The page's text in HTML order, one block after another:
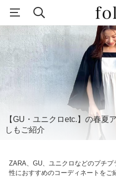
【GU・ユニクロetc.】の春夏
しもご紹介
ZARA、GU、ユニクロなどのプチ
性におすすめのコーディネートをご